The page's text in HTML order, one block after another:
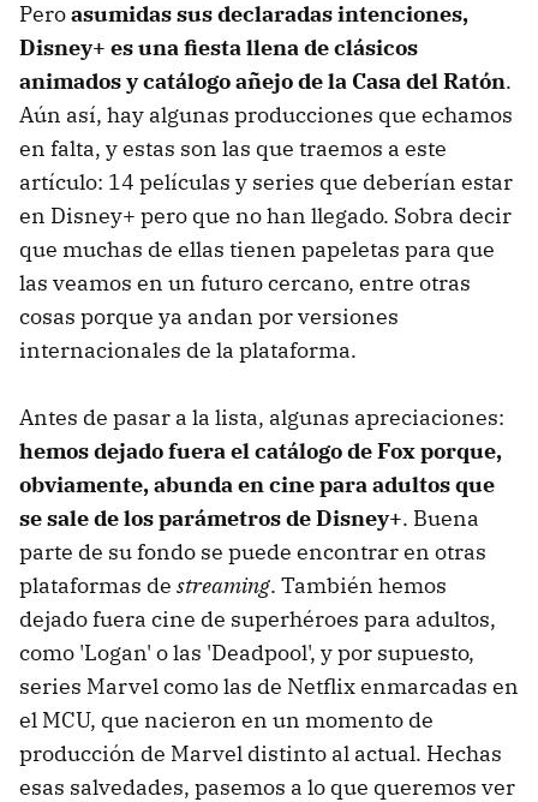
Peroasumidas sus declaradas intenciones,
Disney+ es una fiesta llena de clásicos
animados y catálogo añejo de la Casa del Ratón.
Aún así, hay algunas producciones que echamos
en falta, y estas son las que traemos a este
artículo: 14 películas y series que deberían estar
en Disney+ pero que no han llegado. Sobra decir
que muchas de ellas tienen papeletas para que
las veamos en un futuro cercano, entre otras
cosas porque ya andan por versiones
internacionales de la plataforma.
Antes de pasar a la lista, algunas apreciaciones:
hemos dejado fuera el catálogo de Fox porque,
obviamente, abunda en cine para adultos que
se sale de los parámetros de Disney+. Buena
parte de su fondo se puede encontrar en otras
plataformas de streaming. También hemos
dejado fuera cine de superhéroes para adultos,
como 'Logan' o las 'Deadpool', y por supuesto,
series Marvel como las de Netflix enmarcadas en
el MCU, que nacieron en un momento de
producción de Marvel distinto al actual. Hechas
esas salvedades, pasemos a lo que queremos ver